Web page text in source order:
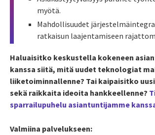
myötä.
Mahdollisuudet
ratkaisun laajentamiseen
Haluaisitko keskustella kokeneen
kanssa siitä, mitä uudet teknologiat
liiketoiminnallenne? Tai kaipaisitko
sekä raikkaita ideoita hankkeellenne?
sparrailupuhelu asiantuntijamme
Valmiina palvelukseen: